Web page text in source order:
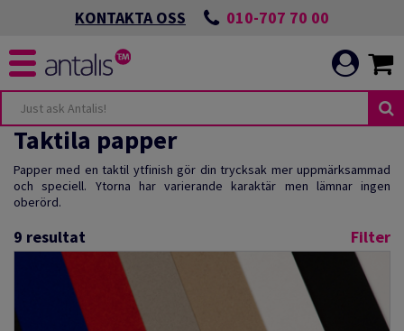
KONTAKTA OSS 010-707 70 00
Taktila papper
Papper med en taktil ytfinish gör din trycksak mer uppmärksammad
och speciell. Ytorna har varierande karaktär men lämnar ingen
oberörd.
9 resultat Filter